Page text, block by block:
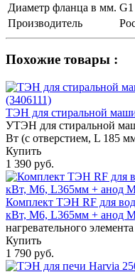
Диаметр фланца в мм.
Производитель
Похожие товары :
ТЭН для стиральной
УТЭН для стиральной
Вт (с отверстием, L 185
Купить
1 390 руб.
Комплект ТЭН RF для
кВт, М6, L365мм + анод
нагревательного
Купить
1 790 руб.